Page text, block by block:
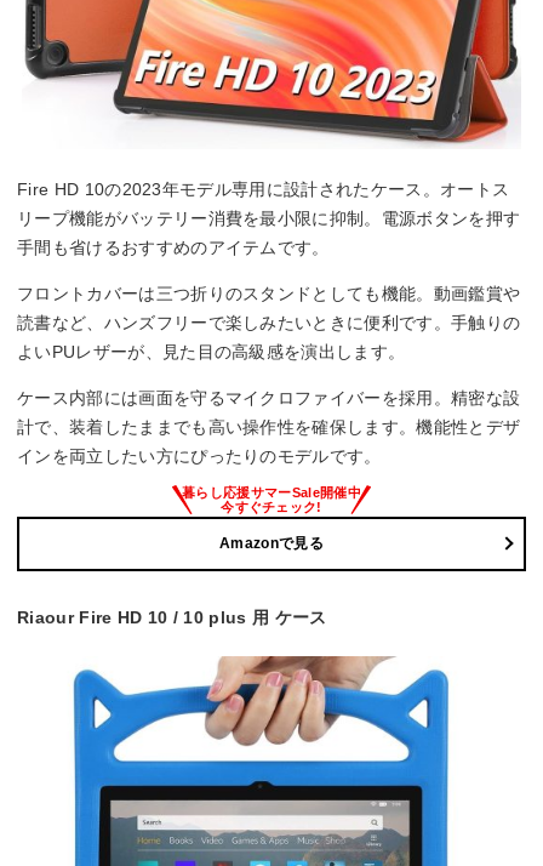
Fire HD 10の2023年モデル専用に設計されたケース。オートス
リープ機能がバッテリー消費を最小限に抑制。電源ボタンを押す
手間も省けるおすすめのアイテムです。
フロントカバーは三つ折りのスタンドとしても機能。動画鑑賞や
読書など、ハンズフリーで楽しみたいときに便利です。手触りの
よいPUレザーが、見た目の高級感を演出します。
ケース内部には画面を守るマイクロファイバーを採用。精密な設
計で、装着したままでも高い操作性を確保します。機能性とデザ
インを両立したい方にぴったりのモデルです。
Amazonで見る
Riaour Fire HD 10 / 10 plus 用 ケース